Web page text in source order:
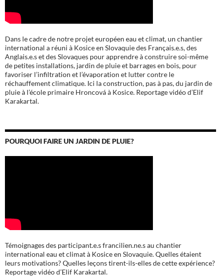
Dans le cadre de notre projet européen eau et climat, un chantier
international a réuni à Kosice en Slovaquie des Français.e.s, des
Anglais.e.s et des Slovaques pour apprendre à construire soi-même
de petites installations, jardin de pluie et barrages en bois, pour
favoriser l’infiltration et l’évaporation et lutter contre le
réchauffement climatique. Ici la construction, pas à pas, du jardin de
pluie à l’école primaire Hroncová à Kosice. Reportage vidéo d’Elif
Karakartal.
POURQUOI FAIRE UN JARDIN DE PLUIE?
Témoignages des participant.e.s francilien.ne.s au chantier
international eau et climat à Kosice en Slovaquie. Quelles étaient
leurs motivations? Quelles leçons tirent-ils-elles de cette expérience?
Reportage vidéo d’Elif Karakartal.